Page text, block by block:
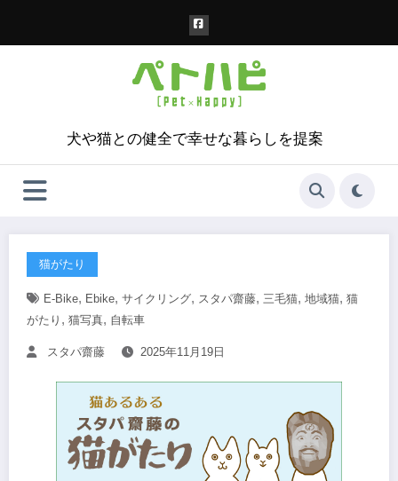
犬や猫との健全で幸せな暮らしを提案
猫がたり
E-Bike, Ebike, サイクリング, スタパ齋藤, 三毛猫, 地域猫, 猫
がたり , 猫写真, 自転車
スタパ齋藤 2025年11月19日